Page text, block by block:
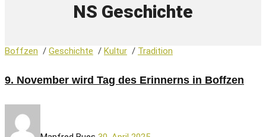
NS Geschichte
Boffzen / Geschichte / Kultur / Tradition
9. November wird Tag des Erinnerns in Boffzen